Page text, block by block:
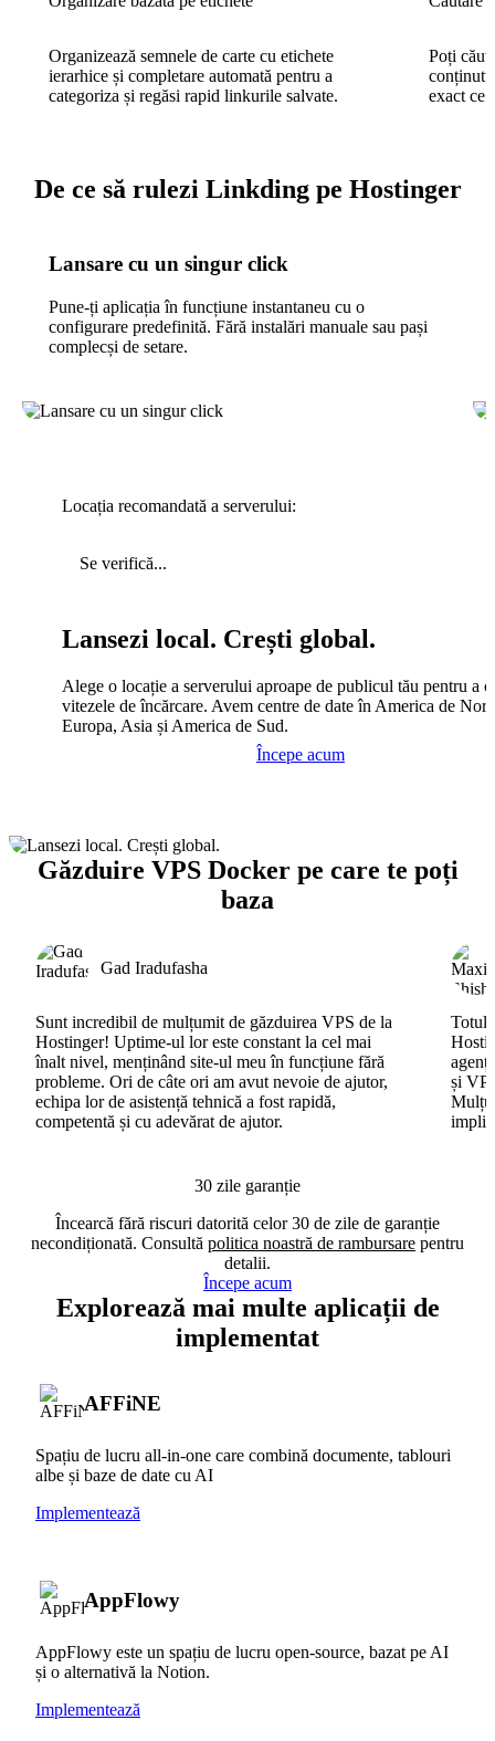
Organizează semnele de carte cu etichete
ierarhice și completare automată pentru a
categoriza și regăsi rapid linkurile salvate.
Poți
exact ce
De ce să rulezi Linkding pe Hostinger
Lansare cu un singur click
Pune-ți aplicația în funcțiune instantaneu cu o
configurare predefinită. Fără instalări manuale sau pași
complecși de setare.
Locația recomandată a serverului:
Se verifică...
Lansezi local. Crești global.
Alege o locație a serverului aproape de publicul tău pentru a
vitezele de încărcare. Avem centre de date în America de
Europa, Asia și America de Sud.
Începe acum
Găzduire VPS Docker pe care te poți
baza
Gad Iradufasha
Sunt incredibil de mulțumit de găzduirea VPS de la
Hostinger! Uptime-ul lor este constant la cel mai
înalt nivel, menținând site-ul meu în funcțiune fără
probleme. Ori de câte ori am avut nevoie de ajutor,
echipa lor de asistență tehnică a fost rapidă,
competentă și cu adevărat de ajutor.
Totul
și
30 zile garanție
Încearcă fără riscuri datorită celor 30 de zile de garanție
necondiționată. Consultă politica noastră de rambursare pentru
detalii.
Începe acum
Explorează mai multe aplicații de
implementat
AFFiNE
Spațiu de lucru all-in-one care combină documente, tablouri
albe și baze de date cu AI
Implementează
AppFlowy
AppFlowy este un spațiu de lucru open-source, bazat pe AI
și o alternativă la Notion.
Implementează